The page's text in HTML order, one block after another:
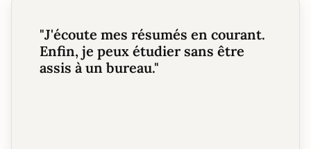
"J'écoute mes résumés en courant.
Enfin, je peux étudier sans être
assis à un bureau."